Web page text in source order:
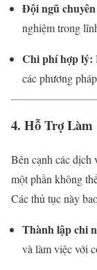
Đội ngũ
nghiệm trong
Chi phí hợp lý:
các phương
4. Hỗ Trợ Làm
Bên cạnh các dịch
một phần không
Các thủ tục này
Thành lập chi
và làm việc với